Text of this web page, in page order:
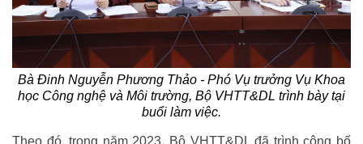
Bà Đinh Nguyễn Phương Thảo - Phó Vụ trưởng Vụ Khoa
học Công nghệ và Môi trường, Bộ VHTT&DL trình bày tại
buổi làm việc.
Theo đó, trong năm 2023, Bộ VHTT&DL đã trình công bố